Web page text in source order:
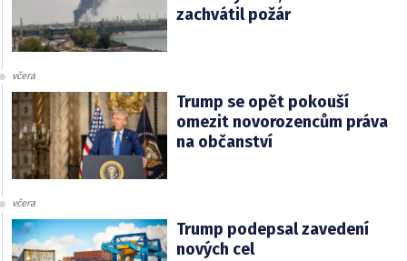
zachvátil požár
včera
Trump se opět pokouší
omezit novorozencům práva
na občanství
včera
Trump podepsal zavedení
nových cel